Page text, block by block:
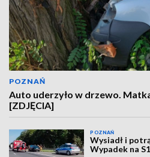
POZNAŃ
Auto uderzyło w drzewo.
[ZDJĘCIA]
POZNAŃ
Wysiadł i
Wypadek na